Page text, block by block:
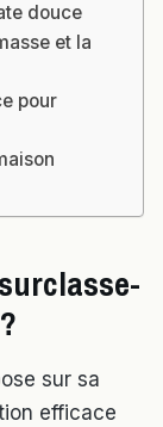
douce
et la
pour
sur sa
efficace